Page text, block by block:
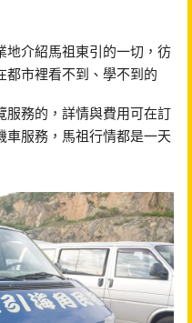
地介紹馬祖東引的一切，彷
都市裡看不到、學不到的
服務的，詳情與費用可在訂
車服務，馬祖行情都是一天